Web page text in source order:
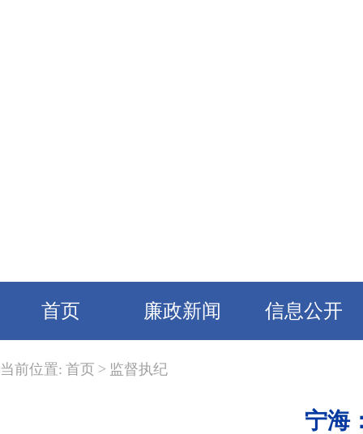
首页 廉政新闻 信息公开
当前位置: 首页 > 监督执纪
宁海